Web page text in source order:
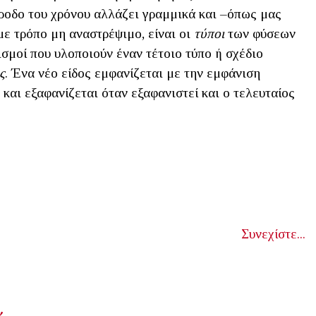
του χρόνου αλλάζει γραμμικά και –όπως μας
τρόπο μη αναστρέψιμο, είναι οι τύποιτων φύσεων
που υλοποιούν έναν τέτοιο τύπο ή σχέδιο
. Ένα νέο είδος εμφανίζεται με την εμφάνιση
εξαφανίζεται όταν εξαφανιστεί και ο τελευταίος
Συνεχίστε...